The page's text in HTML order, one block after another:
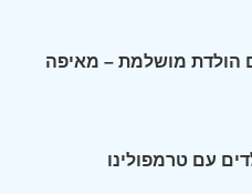
הולדת מושלמת – מאיפה
עם טרמפולינו